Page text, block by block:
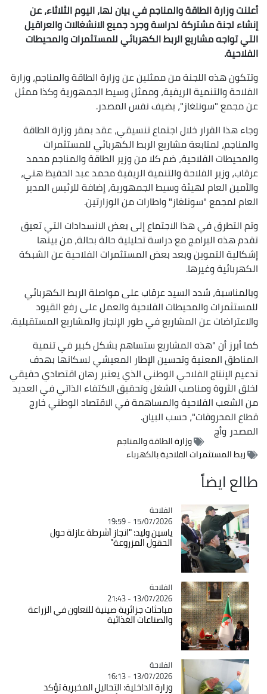
أعلنت وزارة الطاقة والمناجم في بيان لها، اليوم الثلاثاء، عن
إنشاء لجنة مشتركة لدراسة وجرد جميع الانشغالات والعراقيل
التي تواجه مشاريع الربط الكهربائي للمستثمرات والمحيطات
الفلاحية.
وتتكون هذه اللجنة من ممثلين عن وزارة الطاقة والمناجم، وزارة
الفلاحة والتنمية الريفية، وممثل وسيط الجمهورية وكذا ممثل
عن مجمع "سونلغاز"، يضيف نفس المصدر.
وجاء هذا القرار خلال اجتماع تنسيقي، عقد بمقر وزارة الطاقة
والمناجم، لمتابعة مشاريع الربط الكهربائي للمستثمرات
والمحيطات الفلاحية، ضم كلا من وزير الطاقة والمناجم محمد
عرقاب، وزير الفلاحة والتنمية الريفية محمد عبد الحفيظ هني،
والأمين العام لهيئة وسيط الجمهورية، إضافة للرئيس المدير
العام لمجمع "سونلغاز" واطارات من الوزارتين.
وتم التطرق في هذا الاجتماع إلى بعض الانسدادات التي تعيق
تقدم هذه البرامج مع دراسة تحليلية حالة بحالة، من بينها
إشكالية التموين وبعد بعض المستثمرات الفلاحية عن الشبكة
الكهربائية وغيرها.
وبالمناسبة، شدد السيد عرقاب على مواصلة الربط الكهربائي
للمستثمرات والمحيطات الفلاحية والعمل على رفع القيود
والاعتراضات عن المشاريع في طور الإنجاز والمشاريع المستقبلية.
كما أبرز أن "هذه المشاريع ستساهم بشكل كبير في تنمية
المناطق المعنية وتحسين الإطار المعيشي لسكانها بهدف
تدعيم الإنتاج الفلاحي الوطني الذي يعتبر رهان اقتصادي حقيقي
لخلق الثروة ومناصب الشغل وتحقيق الاكتفاء الذاتي في العديد
من الشعب الفلاحية والمساهمة في الاقتصاد الوطني خارج
قطاع المحروقات"، حسب البيان.
المصدروأج
وزارة الطاقة والمناجم
ربط المستثمرات الفلاحية بالكهرباء
طالع ايضاً
Catégorie
الفلاحة
15/07/2026 - 19:59
ياسين وليد: "انجاز أشرطة عازلة حول
الحقول المزروعة"
Catégorie
الفلاحة
13/07/2026 - 21:43
مباحثات جزائرية صينية للتعاون في الزراعة
والصناعات الغذائية
Catégorie
الفلاحة
13/07/2026 - 16:13
وزارة الداخلية: التحاليل المخبرية تؤكد